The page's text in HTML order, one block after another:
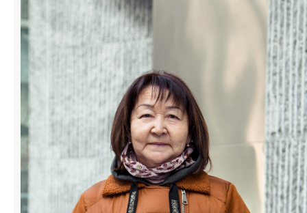
壓迫而影響神經痛，醫生建議做手術，但林先
生怕開刀，尋求另類療法。 之後一年多，林
先生看過不少整脊師、物理治療師、針刺師、
艾灸師、跌打師傅、推拿師傅等，做過近百次
理療，通常都可止一日之痛，但後來病情不但
無好轉，還越來越嚴重，最多只能走50公尺便
開始劇痛了。 後來林先生透過朋友介紹來本
中心，抱著死馬當作活馬醫的心情來儘管一
試。 我們表示並不可能改變腰管狹窄的情
況，但若問題並非出在腰椎管狹窄，而係督脈
空虛，氣血循環不良，那麼我們可能幫得上。